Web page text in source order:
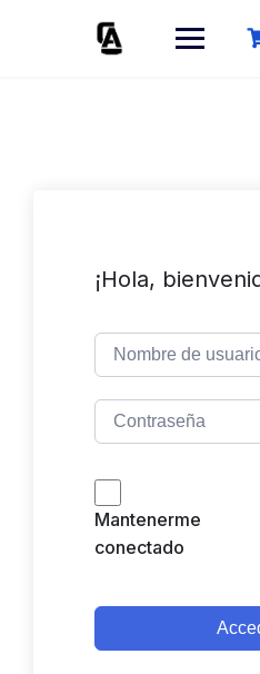
¡Hola,
Mantenerme
conectado